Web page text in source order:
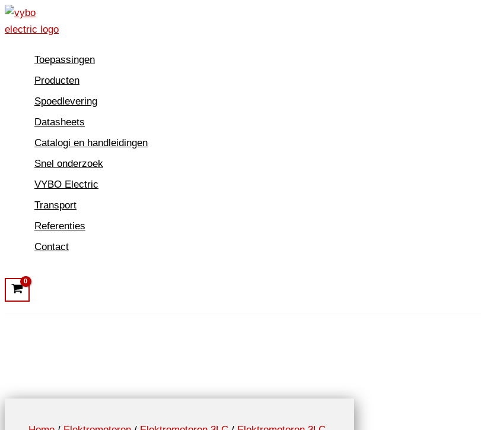
Spring
naar
Toepassingen
Producten
Spoedlevering
Datasheets
Catalogi en handleidingen
Snel onderzoek
VYBO Electric
Transport
Referenties
Contact